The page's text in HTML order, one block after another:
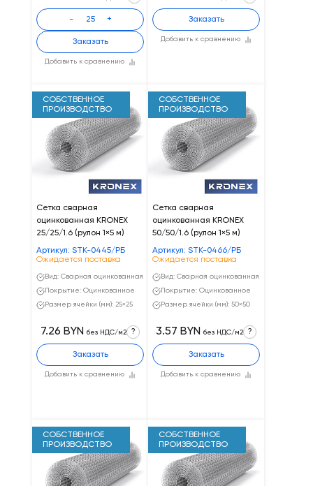
Добавить к сравнению
- +
Заказать Добавить к сравнению
Заказать
СОБСТВЕННОЕ
ПРОИЗВОДСТВО
Сетка сварная
оцинкованная KRONEX
25/25/1.6 (рулон 1×5 м)
Артикул: STK-0445/РБ
Ожидается поставка
Вид: Сварная оцинкованная
Покрытие: Оцинкованное
Размер ячейки (мм): 25×25
Добавить к сравнению
7.26 BYN без НДС/м2 ?
Заказать
СОБСТВЕННОЕ
ПРОИЗВОДСТВО
Сетка сварная
оцинкованная KRONEX
50/50/1.6 (рулон 1×5 м)
Артикул: STK-0466/РБ
Ожидается поставка
Вид: Сварная оцинкованная
Покрытие: Оцинкованное
Размер ячейки (мм): 50×50
Добавить к сравнению
3.57 BYN без НДС/м2 ?
Заказать
СОБСТВЕННОЕ
ПРОИЗВОДСТВО
СОБСТВЕННОЕ
ПРОИЗВОДСТВО